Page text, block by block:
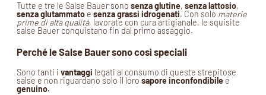
Tutte e tre le Salse Bauer sono senza glutine, senza lattosio,
senza glutammato e senza grassi idrogenati. Con solo materie
prime di alta qualità, lavorate con cura artigianale, le squisite
salse Bauer conquistano fin dal primo assaggio.
Perché le Salse Bauer sono così speciali
Sono tanti i vantaggi legati al consumo di queste strepitose
salse e non riguardano solo il loro sapore inconfondibile e
genuino.